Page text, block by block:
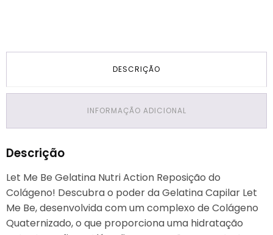
DESCRIÇÃO
INFORMAÇÃO ADICIONAL
Descrição
Let Me Be Gelatina Nutri Action Reposição do
Colágeno! Descubra o poder da Gelatina Capilar Let
Me Be, desenvolvida com um complexo de Colágeno
Quaternizado, o que proporciona uma hidratação